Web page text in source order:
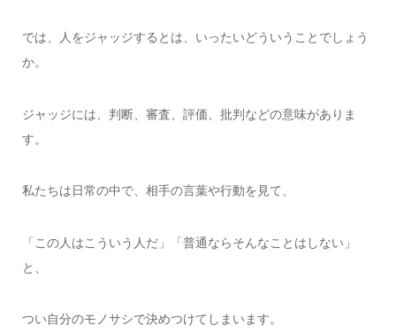
では、人をジャッジするとは、いったいどういうことでしょう
か。
ジャッジには、判断、審査、評価、批判などの意味がありま
す。
私たちは日常の中で、相手の言葉や行動を見て、
「この人はこういう人だ」「普通ならそんなことはしない」
と、
つい自分のモノサシで決めつけてしまいます。